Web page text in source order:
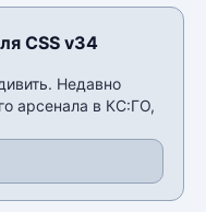
CSS v34
Недавно
арсенала в КС:ГО,